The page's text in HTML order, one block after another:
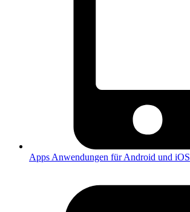
Apps Anwendungen für Android und iOS